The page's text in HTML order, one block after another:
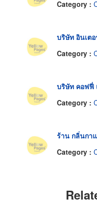
Category :
บริษัท อินเต
Category :
บริษัท คอฟฟี่
Category :
ร้าน กลิ่นกา
Category :